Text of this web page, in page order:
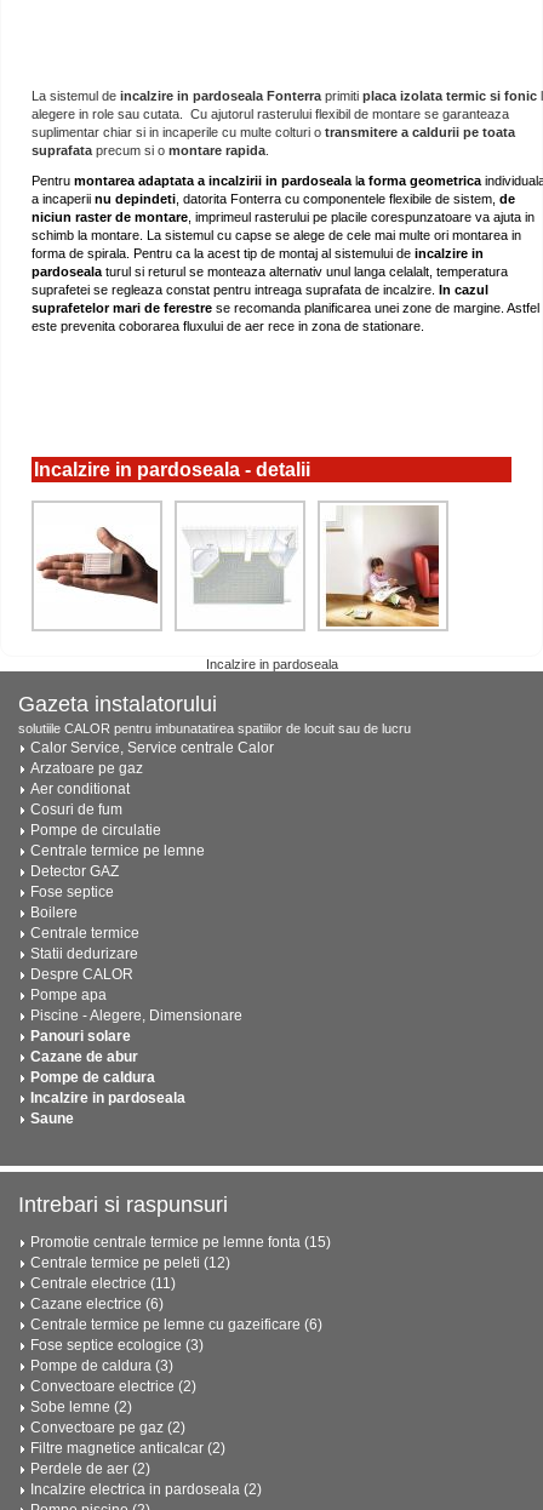
La sistemul de incalzire in pardoseala Fonterra primiti placa izolata termic si fonic
alegere in role sau cutata. Cu ajutorul rasterului flexibil de montare se garanteaza
suplimentar chiar si in incaperile cu multe colturi o transmitere a caldurii pe toata
suprafata precum si o montare rapida
Pentru montarea adaptata a incalzirii in pardoseala la forma geometrica
a incaperii nu depindeti , datorita Fonterra cu componentele flexibile de sistem, de
niciun raster de montare , imprimeul rasterului pe placile corespunzatoare va ajuta in
schimb la montare. La sistemul cu capse se alege de cele mai multe ori montarea in
forma de spirala. Pentru ca la acest tip de montaj al sistemului de incalzire in
pardoseala turul si returul se monteaza alternativ unul langa celalalt, temperatura
suprafetei se regleaza constat pentru intreaga suprafata de incalzire. In cazul
suprafetelor mari de ferestre se recomanda planificarea unei zone de margine. Astfel
este prevenita coborarea fluxului de aer rece in zona de stationare.
Incalzire in pardoseala - detalii
Incalzire in pardoseala
Gazeta instalatorului
solutiile CALOR pentru imbunatatirea spatiilor de locuit sau de lucru
Calor Service, Service centrale Calor
Arzatoare pe gaz
Aer conditionat
Cosuri de fum
Pompe de circulatie
Centrale termice pe lemne
Detector GAZ
Fose septice
Boilere
Centrale termice
Statii dedurizare
Despre CALOR
Pompe apa
Piscine - Alegere, Dimensionare
Panouri solare
Cazane de abur
Pompe de caldura
Incalzire in pardoseala
Saune
Intrebari si raspunsuri
Promotie centrale termice pe lemne fonta (15)
Centrale termice pe peleti (12)
Centrale electrice (11)
Cazane electrice (6)
Centrale termice pe lemne cu gazeificare (6)
Fose septice ecologice (3)
Pompe de caldura (3)
Convectoare electrice (2)
Sobe lemne (2)
Convectoare pe gaz (2)
Filtre magnetice anticalcar (2)
Perdele de aer (2)
Incalzire electrica in pardoseala (2)